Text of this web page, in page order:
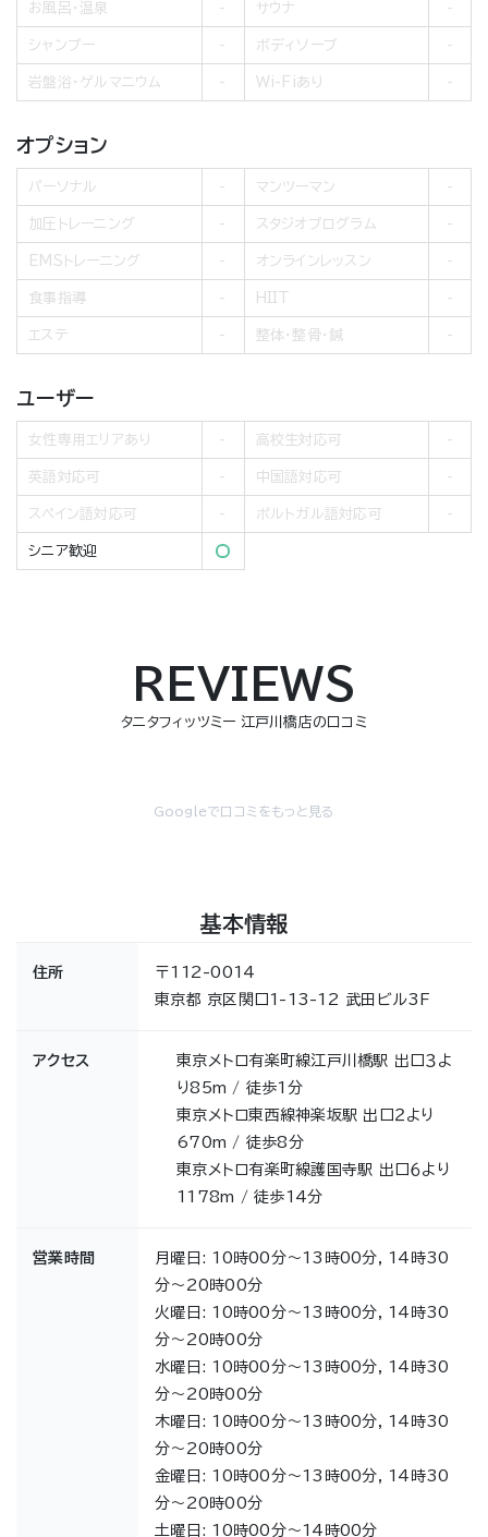
お風呂・温泉 サウナ
シャンプー ボディソープ
岩盤浴・ゲルマニウム Wi-Fiあり
オプション
パーソナル マンツーマン
加圧トレーニング スタジオプログラム
EMSトレーニング オンラインレッスン
食事指導 HIIT
エステ 整体・整骨・鍼
ユーザー
女性専用エリアあり 高校生対応可
英語対応可 中国語対応可
スペイン語対応可 ポルトガル語対応可
シニア歓迎
REVIEWS
タニタフィッツミー 江戸川橋店の口コミ
Googleで口コミをもっと見る
基本情報
住所
〒112-0014
東京都 京区関口1-13-12 武田ビル3F
アクセス
東京メトロ有楽町線江戸川橋駅 出口３よ
り85m / 徒歩1分
東京メトロ東西線神楽坂駅 出口２より
670m / 徒歩8分
東京メトロ有楽町線護国寺駅 出口６より
1178m / 徒歩14分
営業時間
月曜日: 10時00分～13時00分, 14時30
分～20時00分
火曜日: 10時00分～13時00分, 14時30
分～20時00分
水曜日: 10時00分～13時00分, 14時30
分～20時00分
木曜日: 10時00分～13時00分, 14時30
分～20時00分
金曜日: 10時00分～13時00分, 14時30
分～20時00分
土曜日: 10時00分～14時00分